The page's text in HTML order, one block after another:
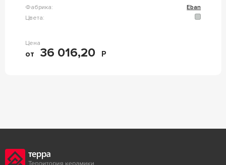
Фабрика:
Eban
Цвета:
Цена
от 36 016,20 Р